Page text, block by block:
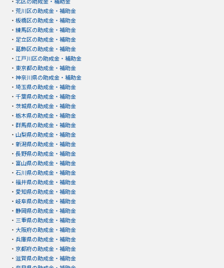
・ 荒川区の助成金・補助金
・ 板橋区の助成金・補助金
・ 練馬区の助成金・補助金
・ 足立区の助成金・補助金
・ 葛飾区の助成金・補助金
・ 江戸川区の助成金・補助金
・ 東京都の助成金・補助金
・ 神奈川県の助成金・補助金
・ 埼玉県の助成金・補助金
・ 千葉県の助成金・補助金
・ 茨城県の助成金・補助金
・ 栃木県の助成金・補助金
・ 群馬県の助成金・補助金
・ 山梨県の助成金・補助金
・ 新潟県の助成金・補助金
・ 長野県の助成金・補助金
・ 富山県の助成金・補助金
・ 石川県の助成金・補助金
・ 福井県の助成金・補助金
・ 愛知県の助成金・補助金
・ 岐阜県の助成金・補助金
・ 静岡県の助成金・補助金
・ 三重県の助成金・補助金
・ 大阪府の助成金・補助金
・ 兵庫県の助成金・補助金
・ 京都府の助成金・補助金
・ 滋賀県の助成金・補助金